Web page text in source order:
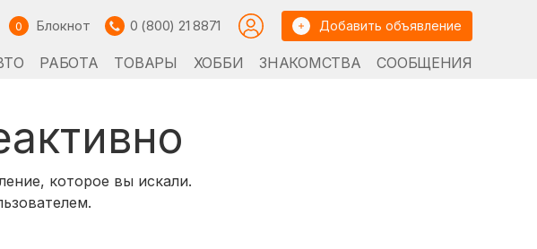
0 Блокнот 0 (800) 21 8871 Добавить объявление
РАБОТА ТОВАРЫ ХОББИ ЗНАКОМСТВА СООБЩЕНИЯ
которое вы искали.